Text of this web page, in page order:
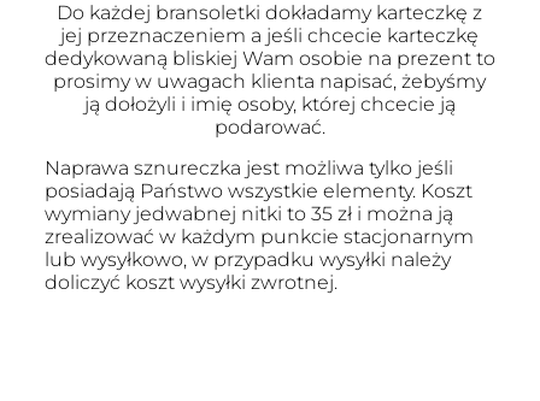
Do każdej bransoletki dokładamy karteczkę z
jej przeznaczeniem a jeśli chcecie karteczkę
dedykowaną bliskiej Wam osobie na prezent to
prosimy w uwagach klienta napisać, żebyśmy
ją dołożyli i imię osoby, której chcecie ją
podarować.
Naprawa sznureczka jest możliwa tylko jeśli
posiadają Państwo wszystkie elementy. Koszt
wymiany jedwabnej nitki to 35 zł i można ją
zrealizować w każdym punkcie stacjonarnym
lub wysyłkowo, w przypadku wysyłki należy
doliczyć koszt wysyłki zwrotnej.